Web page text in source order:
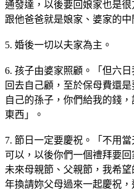
通發達，以後要回娘家也是
跟他爸爸就是娘家、婆家的中
5. 婚後一切以夫家為主。
6. 孩子由婆家照顧。「但六
回去自己顧，至於保母費還
自己的孫子，你們給我的錢
東西」。
7. 節日一定要慶祝。「不用
可以，以後你們一個禮拜要
未來母親節、父親節，我希
年換請妳父母過來一起慶祝，